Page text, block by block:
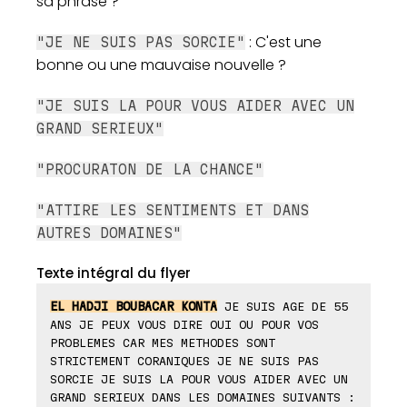
"JE NE SUIS PAS SORCIE" : C'est une
bonne ou une mauvaise nouvelle ?
"JE SUIS LA POUR VOUS AIDER AVEC UN
GRAND SERIEUX"
"PROCURATON DE LA CHANCE"
"ATTIRE LES SENTIMENTS ET DANS
AUTRES DOMAINES"
Texte intégral du flyer
EL HADJI BOUBACAR KONTA JE SUIS AGE DE 55
ANS JE PEUX VOUS DIRE OUI OU POUR VOS
PROBLEMES CAR MES METHODES SONT
STRICTEMENT CORANIQUES JE NE SUIS PAS
SORCIE JE SUIS LA POUR VOUS AIDER AVEC UN
GRAND SERIEUX DANS LES DOMAINES SUIVANTS :